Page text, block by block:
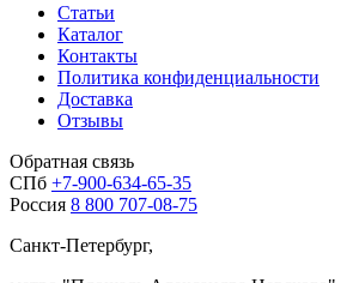
Статьи
Каталог
Контакты
Политика конфиденциальности
Доставка
Отзывы
Обратная связь
СПб +7-900-634-65-35
Россия 8 800 707-08-75
Санкт-Петербург,